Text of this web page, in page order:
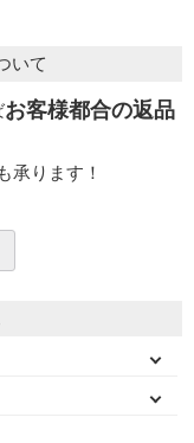
いて
お客様都合の返品
も承ります！